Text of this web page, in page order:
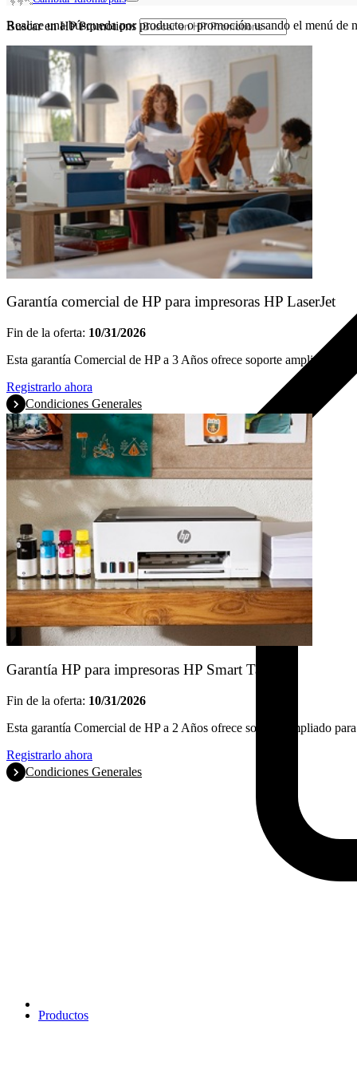
Productos
Buscar en HP Promotions
Realice una búsqueda por producto o promoción usando el menú de
Garantía comercial de HP para impresoras HP LaserJet
Fin de la oferta: 10/31/2026
Esta garantía Comercial de HP a 3 Años ofrece soporte ampliado
Registrarlo ahora
Condiciones Generales
Garantía HP para impresoras HP Smart Tank
Fin de la oferta: 10/31/2026
Esta garantía Comercial de HP a 2 Años ofrece soporte ampliado
Registrarlo ahora
Condiciones Generales